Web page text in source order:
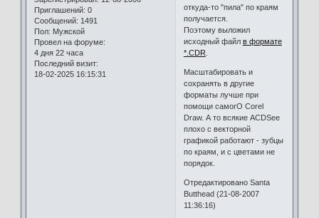
Приглашений: 0
Сообщений: 1491
Пол: Мужской
Провел на форуме:
4 дня 22 часа
Последний визит:
18-02-2025 16:15:31
откуда-то "пила" по краям
получается.
Поэтому выложил
исходный файл в формате
*.CDR
Масштабировать и
сохранять в другие
форматы лучше при
помощи самогО Corel
Draw. А то всякие ACDSee
плохо с векторной
графикой работают - зубцы
по краям, и с цветами не
порядок.
Отредактировано Santa
Butthead (21-08-2007
11:36:16)